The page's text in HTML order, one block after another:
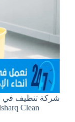
شركة تنظيف في ابوظبي
Clean